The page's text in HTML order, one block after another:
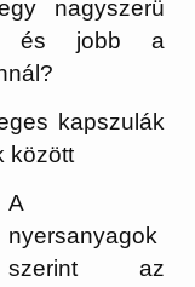
nagyszerü
és jobb a
kapszulák
között
A
nyersanyagok
szerint az